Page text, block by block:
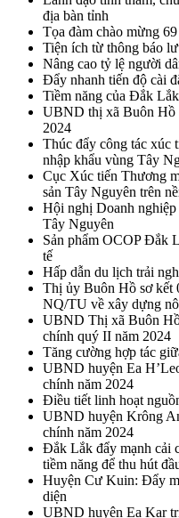
địa bàn tỉnh
Tọa đàm chào mừng
Tiện ích từ thông báo
Nâng cao tỷ lệ người
Đẩy nhanh tiến độ cài
Tiềm năng của Đắk
UBND thị xã Buôn Hồ
2024
Thúc đẩy công tác xúc
nhập khẩu vùng Tây
Cục Xúc tiến Thương
sản Tây Nguyên trên
Hội nghị Doanh
Tây Nguyên
Sản phẩm OCOP Đắk
tế
Hấp dẫn du lịch trải
Thị ủy Buôn Hồ sơ kết
NQ/TU về xây dựng
UBND Thị xã Buôn Hồ
chính quý II năm 2024
Tăng cường hợp tác
UBND huyện Ea
chính năm 2024
Điều tiết linh hoạt
UBND huyện Krông
chính năm 2024
Đắk Lắk đẩy mạnh cải
tiềm năng để thu hút
Huyện Cư Kuin: Đẩy
diện
UBND huyện Ea Kar